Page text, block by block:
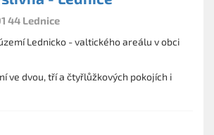
44 Lednice
Lednicko - valtického areálu v obci
ve dvou, tří a čtyřlůžkových pokojích i
i se psem, kočkou či jinými mazlíčky.